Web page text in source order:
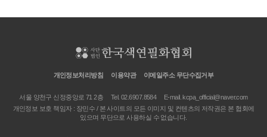
개인정보처리방침 이용약관 이메일주소 무단수집거부
서울 양천구 신정중앙로 71 2층 Tel. 02.6907.8584 E-mail.kcpa_official@naver.com
개인정보 보호 책임자 : 장민수 / 본 사이트의 모든 이미지 및 컨텐츠의 저작권은 본 협회에
있으며 무단으로 사용하실 수 없습니다.